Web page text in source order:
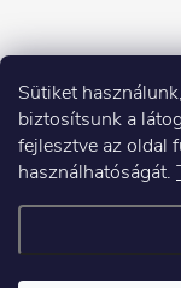
Sütiket
biztosítsunk a
fejlesztve az oldal
használhatóságát.
Copyright